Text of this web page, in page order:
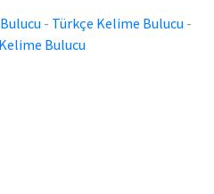
- Türkçe Kelime Bulucu -
Bulucu